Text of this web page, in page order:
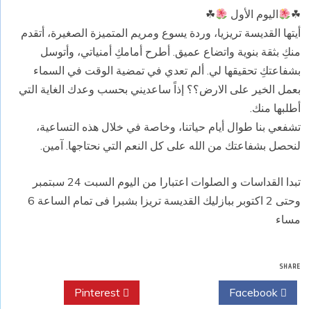
☘
اليوم الأول
☘
أيتها القديسة تريزيا، وردة يسوع ومريم المتميزة الصغيرة، أتقدم
منكِ بثقة بنوية واتضاع عميق. أطرح أمامكِ أمنياتي، وأتوسل
بشفاعتكِ تحقيقها لي. ألم تعدي في تمضية الوقت في السماء
بعمل الخير على الارض؟؟ إذاً ساعديني بحسب وعدك الغاية التي
أطلبها منك.
تشفعي بنا طوال أيام حياتنا، وخاصة في خلال هذه التساعية،
لنحصل بشفاعتك من الله على كل النعم التي نحتاجها. آمين.
تبدا القداسات و الصلوات اعتبارا من اليوم السبت 24 سبتمبر
وحتى 2 اكتوبر ببازليك القديسة تريزا بشبرا فى تمام الساعة 6
مساء
SHARE